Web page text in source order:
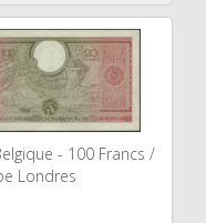
- 100 Francs /
Londres